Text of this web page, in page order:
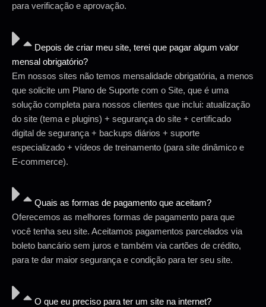
para verificação e aprovação.
Depois de criar meu site, terei que pagar algum valor
mensal obrigatório?
Em nossos sites não temos mensalidade obrigatória, a menos
que solicite um Plano de Suporte com o Site, que é uma
solução completa para nossos clientes que inclui: atualização
do site (tema e plugins) + segurança do site + certificado
digital de segurança + backups diários + suporte
especializado + vídeos de treinamento (para site dinâmico e
E-commerce).
Quais as formas de pagamento que aceitam?
Oferecemos as melhores formas de pagamento para que
você tenha seu site. Aceitamos pagamentos parcelados via
boleto bancário sem juros e também via cartões de crédito,
para te dar maior segurança e condição para ter seu site.
O que eu preciso para ter um site na internet?